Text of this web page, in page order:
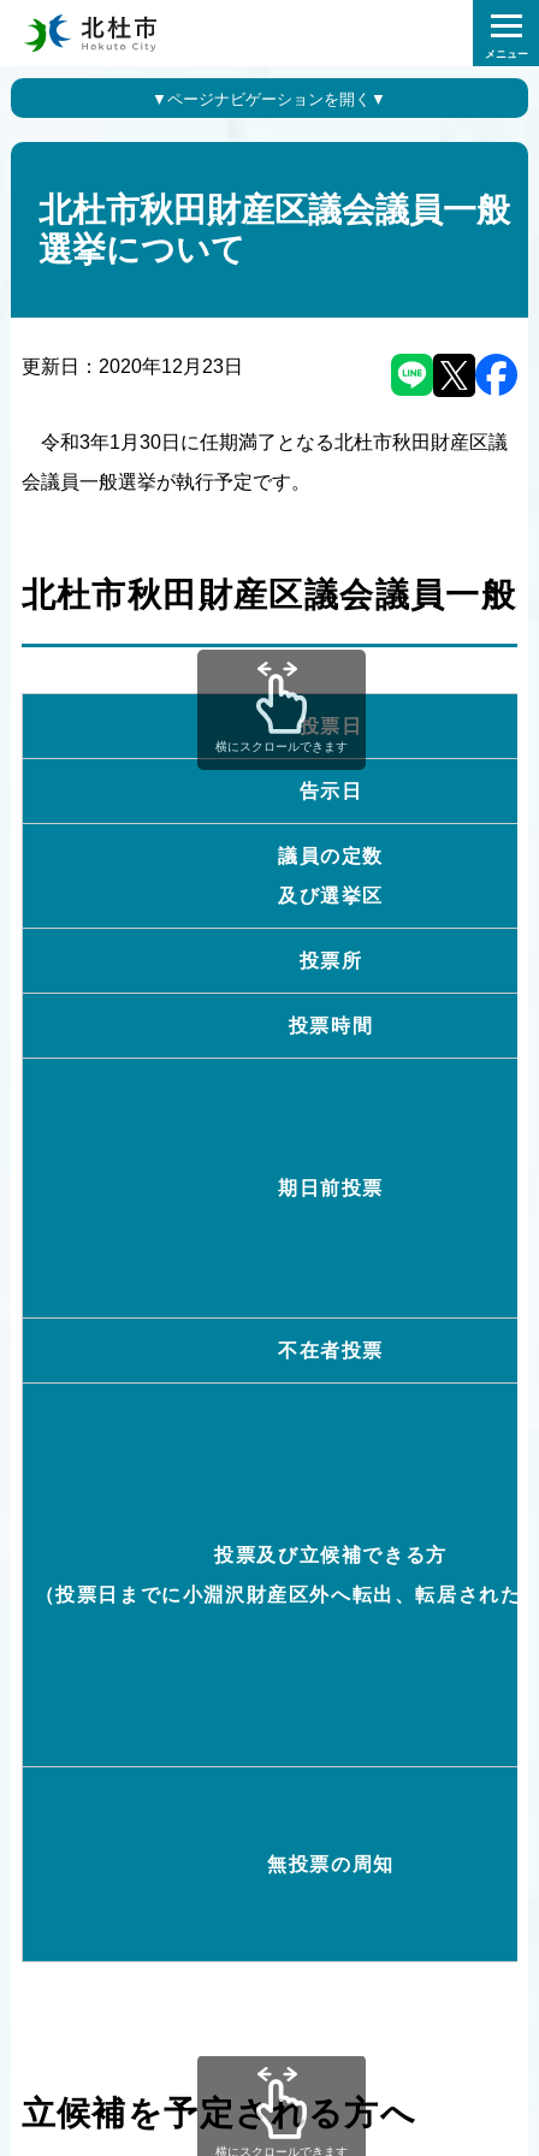
メニュー
北杜市秋田財産区議会議員一般
選挙について
更新日： 2020年12月23日
令和3年1月30日に任期満了となる北杜市秋田財産区議
会議員一般選挙が執行予定です。
北杜市秋田財産区議会議員一般
投票日
告示日
議員の定数
及び選挙区
投票所
投票時間
期日前投票
不在者投票
投票及び立候補できる方
（投票日までに小淵沢財産区外へ転出、転居された
無投票の周知
横にスクロールできます
立候補を予定される方へ
横にスクロールできます